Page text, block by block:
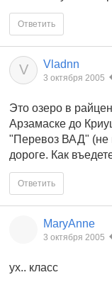
Ответить
V Vladnn
3 октября 2005
Это озеро в
Арзамаске до
"Перевоз ВАД" (не
дороге. Как
Ответить
MaryAnne
3 октября 2005
ух.. класс